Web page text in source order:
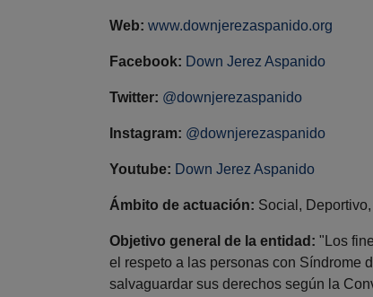
Web: www.downjerezaspanido.org
Facebook: Down Jerez Aspanido
Twitter: @downjerezaspanido
Instagram: @downjerezaspanido
Youtube: Down Jerez Aspanido
Ámbito de actuación: Social,
Objetivo general de la entidad: "Los
el respeto a las personas con Síndrome
salvaguardar sus derechos según la